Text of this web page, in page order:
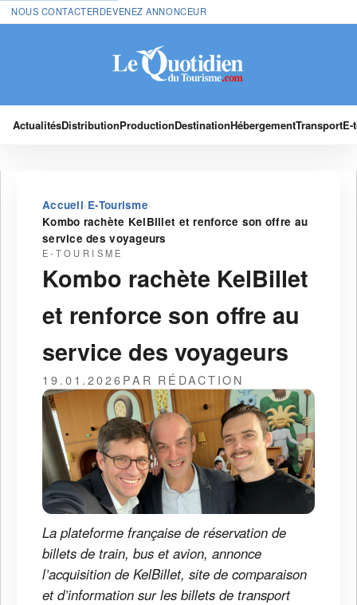
NOUS CONTACTERDEVENEZ ANNONCEUR
ActualitésDistributionProductionDestinationHébergementTransport
Accueil›E-Tourisme›
Kombo rachète KelBillet et renforce son offre au
service des voyageurs
E-TOURISME
Kombo rachète KelBillet
et renforce son offre au
service des voyageurs
19.01.2026PAR RÉDACTION
La plateforme française de réservation de
billets de train, bus et avion, annonce
l’acquisition de KelBillet, site de comparaison
et d’information sur les billets de transport